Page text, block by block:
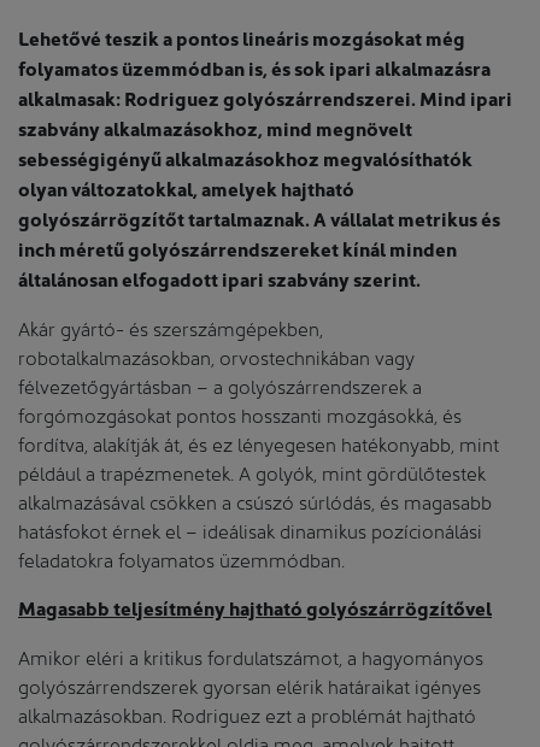
Lehetővé teszik a pontos lineáris mozgásokat még
folyamatos üzemmódban is, és sok ipari alkalmazásra
alkalmasak: Rodriguez golyószárrendszerei. Mind ipari
szabvány alkalmazásokhoz, mind megnövelt
sebességigényű alkalmazásokhoz megvalósíthatók
olyan változatokkal, amelyek hajtható
golyószárrögzítőt tartalmaznak. A vállalat metrikus és
inch méretű golyószárrendszereket kínál minden
általánosan elfogadott ipari szabvány szerint.
Akár gyártó- és szerszámgépekben,
robotalkalmazásokban, orvostechnikában vagy
félvezetőgyártásban – a golyószárrendszerek a
forgómozgásokat pontos hosszanti mozgásokká, és
fordítva, alakítják át, és ez lényegesen hatékonyabb, mint
például a trapézmenetek. A golyók, mint gördülőtestek
alkalmazásával csökken a csúszó súrlódás, és magasabb
hatásfokot érnek el – ideálisak dinamikus pozícionálási
feladatokra folyamatos üzemmódban.
Magasabb teljesítmény hajtható golyószárrögzítővel
Amikor eléri a kritikus fordulatszámot, a hagyományos
golyószárrendszerek gyorsan elérik határaikat igényes
alkalmazásokban. Rodriguez ezt a problémát hajtható